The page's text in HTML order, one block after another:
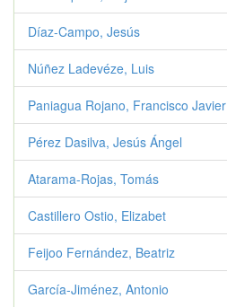
Díaz-Campo, Jesús
Núñez Ladevéze, Luis
Paniagua Rojano, Francisco Javier
Pérez Dasilva, Jesús Ángel
Atarama-Rojas, Tomás
Castillero Ostio, Elizabet
Feijoo Fernández, Beatriz
García-Jiménez, Antonio